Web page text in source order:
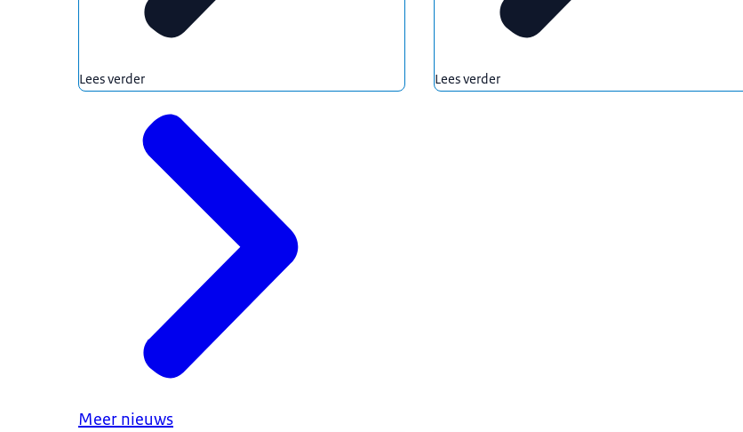
Lees verder Lees verder
Meer nieuws